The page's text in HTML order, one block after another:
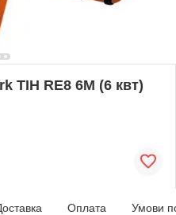
TIH RE8 6M (6 квт)
Оплата Умови